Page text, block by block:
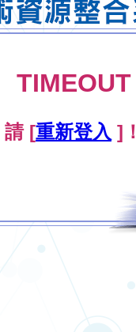
TIMEOUT
請 [重新登入 ]！